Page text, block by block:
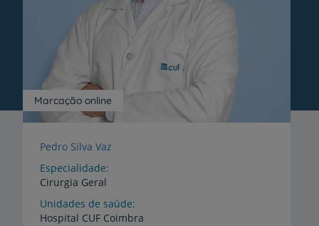
Marcação online
Pedro Silva Vaz
Especialidade
Cirurgia Geral
Unidades de saúde
Hospital CUF Coimbra